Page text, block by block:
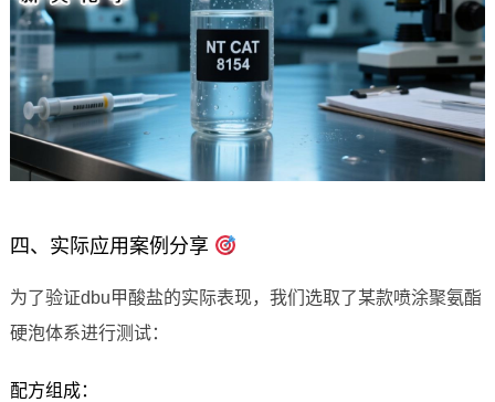
四、实际应用案例分享
为了验证dbu甲酸盐的实际表现，我们选取了某款喷涂聚氨酯
硬泡体系进行测试：
配方组成：